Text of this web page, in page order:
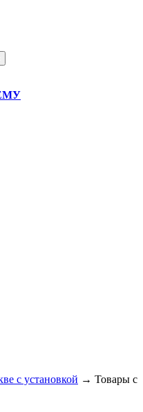
с установкой → Товары с